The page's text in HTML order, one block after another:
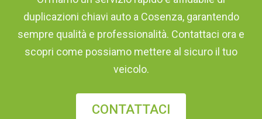
duplicazioni chiavi auto a Cosenza, garantendo
sempre qualità e professionalità. Contattaci ora e
scopri come possiamo mettere al sicuro il tuo
veicolo.
CONTATTACI